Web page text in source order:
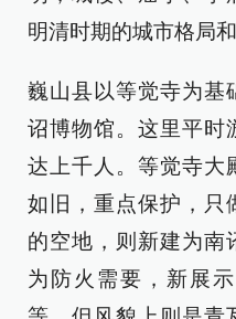
明清时期的城市格局
巍山县以等觉寺为基
诏博物馆。这里平时
达上千人。等觉寺大
如旧，重点保护，只
的空地，则新建为南
为防火需要，新展